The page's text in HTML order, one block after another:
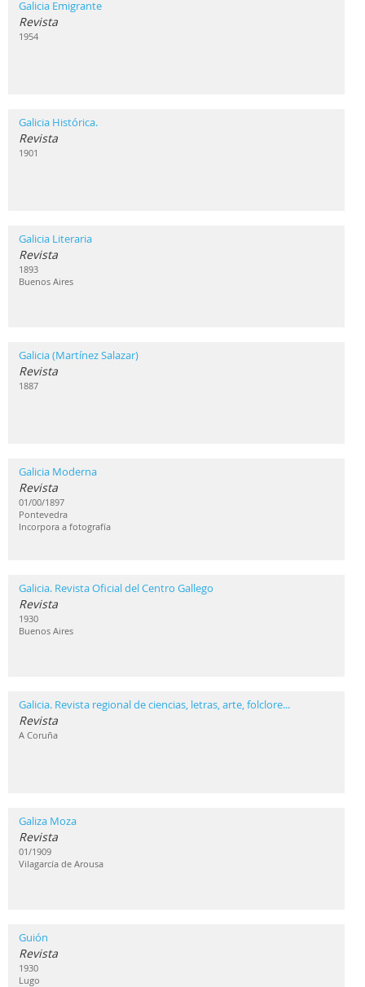
Galicia Emigrante
Revista
1954
Galicia Histórica.
Revista
1901
Galicia Literaria
Revista
1893
Buenos Aires
Galicia (Martínez Salazar)
Revista
1887
Galicia Moderna
Revista
01/00/1897
Pontevedra
Incorpora a fotografía
Galicia. Revista Oficial del Centro Gallego
Revista
1930
Buenos Aires
Galicia. Revista regional de ciencias, letras, arte, folclore...
Revista
A Coruña
Galiza Moza
Revista
01/1909
Vilagarcía de Arousa
Guión
Revista
1930
Lugo